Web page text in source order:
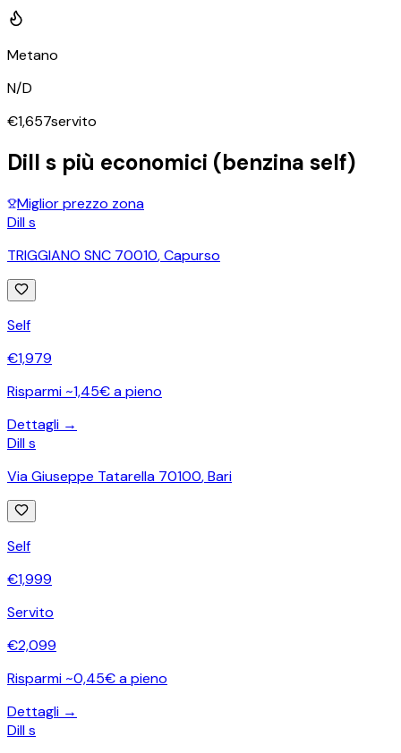
Metano
N/D
€1,657servito
Dill s più economici (benzina self)
Miglior prezzo zona
Dill s
TRIGGIANO SNC 70010,Capurso
Self
€1,979
Risparmi ~1,45€ a pieno
Dettagli →
Dill s
Via Giuseppe Tatarella 70100,Bari
Self
€1,999
Servito
€2,099
Risparmi ~0,45€ a pieno
Dettagli →
Dill s